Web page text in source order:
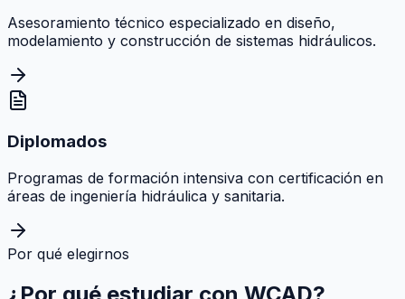
Asesoramiento técnico especializado en diseño,
modelamiento y construcción de sistemas hidráulicos.
Diplomados
Programas de formación intensiva con certificación en
áreas de ingeniería hidráulica y sanitaria.
Por qué elegirnos